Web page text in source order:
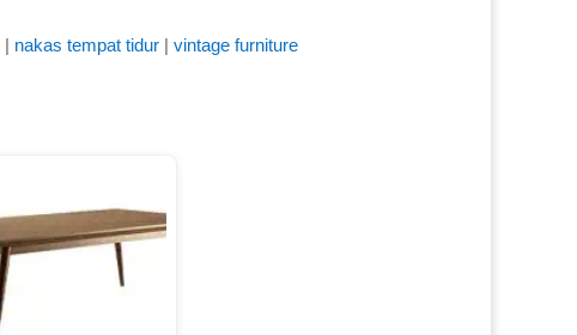
| nakas tempat tidur| vintage furniture